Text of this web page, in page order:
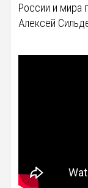
России и мира
Алексей